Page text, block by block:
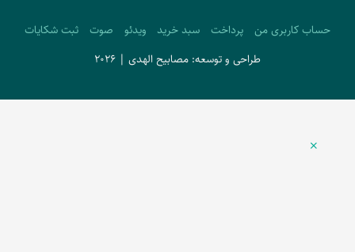
حساب کاربری من پرداخت سبد خرید ویدئو صوت
ثبت شکایات
طراحی و توسعه: مصابیح الهدی | 2026